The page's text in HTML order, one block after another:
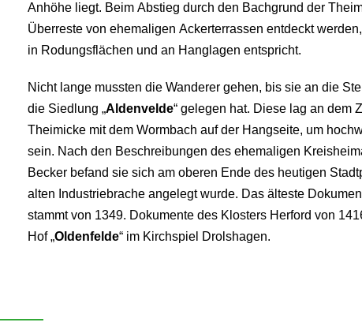
Anhöhe liegt. Beim Abstieg durch den Bachgrund der
Überreste von ehemaligen Ackerterrassen entdeckt
in Rodungsflächen und an Hanglagen entspricht.
Nicht lange mussten die Wanderer gehen, bis sie an die
die Siedlung „Aldenvelde“ gelegen hat. Diese lag an dem
Theimicke mit dem Wormbach auf der Hangseite, um
sein. Nach den Beschreibungen des ehemaligen
Becker befand sie sich am oberen Ende des heutigen
alten Industriebrache angelegt wurde. Das älteste
stammt von 1349. Dokumente des Klosters Herford von
Hof „Oldenfelde“ im Kirchspiel Drolshagen.